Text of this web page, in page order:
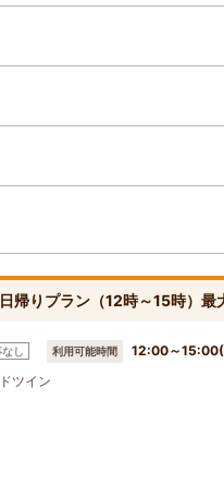
帰りプラン（12時～15時）
し 利用可能時間
12:00～15:00(
ツイン